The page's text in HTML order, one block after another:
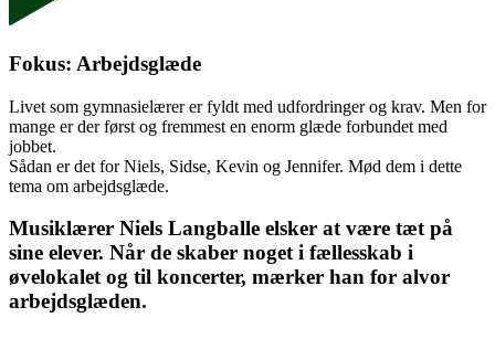
Fokus: Arbejdsglæde
Livet som gymnasielærer er fyldt med udfordringer og krav. Men for
mange er der først og fremmest en enorm glæde forbundet med
jobbet.
Sådan er det for Niels, Sidse, Kevin og Jennifer. Mød dem i dette
tema om arbejdsglæde.
Musiklærer Niels Langballe elsker at være tæt på
sine elever. Når de skaber noget i fællesskab i
øvelokalet og til koncerter, mærker han for alvor
arbejdsglæden.